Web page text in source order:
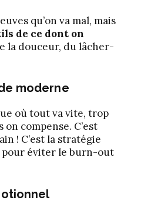
qu’on va mal, mais
de ce dont on
la douceur, du lâcher-
moderne
où tout va vite, trop
compense. C’est
! C’est la stratégie
éviter le burn-out